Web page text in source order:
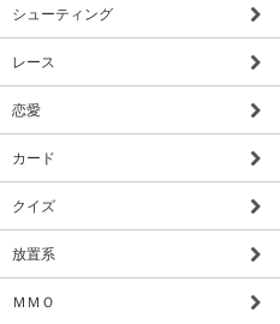
シューティング
レース
恋愛
カード
クイズ
放置系
ＭＭＯ